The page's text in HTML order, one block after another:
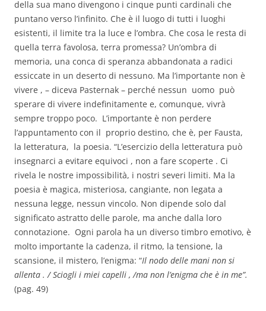
della sua mano divengono i cinque punti cardinali che
puntano verso l’infinito. Che è il luogo di tutti i luoghi
esistenti, il limite tra la luce e l’ombra. Che cosa le resta di
quella terra favolosa, terra promessa? Un’ombra di
memoria, una conca di speranza abbandonata a radici
essiccate in un deserto di nessuno. Ma l’importante non è
vivere , – diceva Pasternak – perché nessun uomo può
sperare di vivere indefinitamente e, comunque, vivrà
sempre troppo poco. L’importante è non perdere
l’appuntamento con il proprio destino, che è, per Fausta,
la letteratura, la poesia. “L’esercizio della letteratura può
insegnarci a evitare equivoci , non a fare scoperte . Ci
rivela le nostre impossibilità, i nostri severi limiti. Ma la
poesia è magica, misteriosa, cangiante, non legata a
nessuna legge, nessun vincolo. Non dipende solo dal
significato astratto delle parole, ma anche dalla loro
connotazione. Ogni parola ha un diverso timbro emotivo, è
molto importante la cadenza, il ritmo, la tensione, la
scansione, il mistero, l’enigma: “Il nodo delle mani non si
allenta . / Sciogli i miei capelli , /ma non l’enigma che è in me”.
(pag. 49)